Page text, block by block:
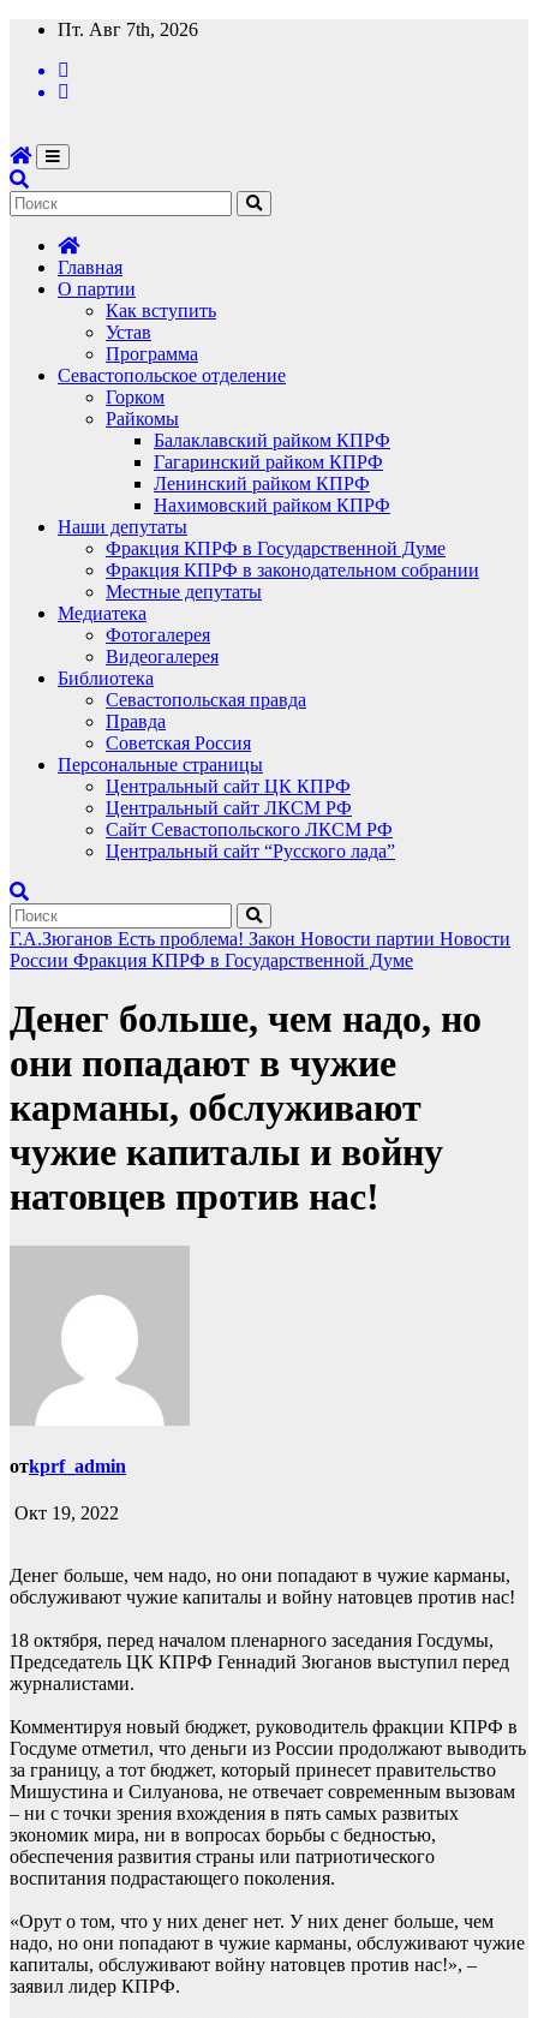
Перейти
содержимому
Пт. Авг 7th, 2026
Главная
О партии
Как вступить
Устав
Программа
Севастопольское отделение
Горком
Райкомы
Балаклавский райком КПРФ
Гагаринский райком КПРФ
Ленинский райком КПРФ
Нахимовский райком КПРФ
Наши депутаты
Фракция КПРФ в Государственной Думе
Фракция КПРФ в законодательном собрании
Местные депутаты
Медиатека
Фотогалерея
Видеогалерея
Библиотека
Севастопольская правда
Правда
Советская Россия
Персональные страницы
Центральный сайт ЦК КПРФ
Центральный сайт ЛКСМ РФ
Сайт Севастопольского ЛКСМ РФ
Центральный сайт “Русского лада”
Г.А.Зюганов Есть проблема! Закон Новости партии Новости
России Фракция КПРФ в Государственной Думе
Денег больше, чем надо, но
они попадают в чужие
карманы, обслуживают
чужие капиталы и войну
натовцев против нас!
отkprf_admin
Окт 19, 2022
Денег больше, чем надо, но они попадают в чужие карманы,
обслуживают чужие капиталы и войну натовцев против нас!
18 октября, перед началом пленарного заседания Госдумы,
Председатель ЦК КПРФ Геннадий Зюганов выступил перед
журналистами.
Комментируя новый бюджет, руководитель фракции КПРФ в
Госдуме отметил, что деньги из России продолжают выводить
за границу, а тот бюджет, который принесет правительство
Мишустина и Силуанова, не отвечает современным вызовам
– ни с точки зрения вхождения в пять самых развитых
экономик мира, ни в вопросах борьбы с бедностью,
обеспечения развития страны или патриотического
воспитания подрастающего поколения.
«Орут о том, что у них денег нет. У них денег больше, чем
надо, но они попадают в чужие карманы, обслуживают чужие
капиталы, обслуживают войну натовцев против нас!», –
заявил лидер КПРФ.